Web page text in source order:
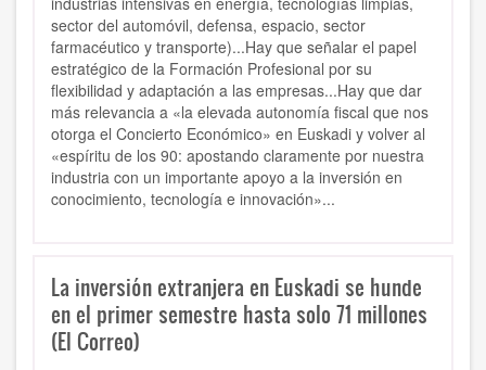
sector del automóvil, defensa, espacio, sector
farmacéutico y transporte)...Hay que señalar el papel
estratégico de la Formación Profesional por su
flexibilidad y adaptación a las empresas...Hay que dar
más relevancia a «la elevada autonomía fiscal que nos
otorga el Concierto Económico» en Euskadi y volver al
«espíritu de los 90: apostando claramente por nuestra
industria con un importante apoyo a la inversión en
conocimiento, tecnología e innovación»...
La inversión extranjera en Euskadi se hunde
en el primer semestre hasta solo 71 millones
(El Correo)